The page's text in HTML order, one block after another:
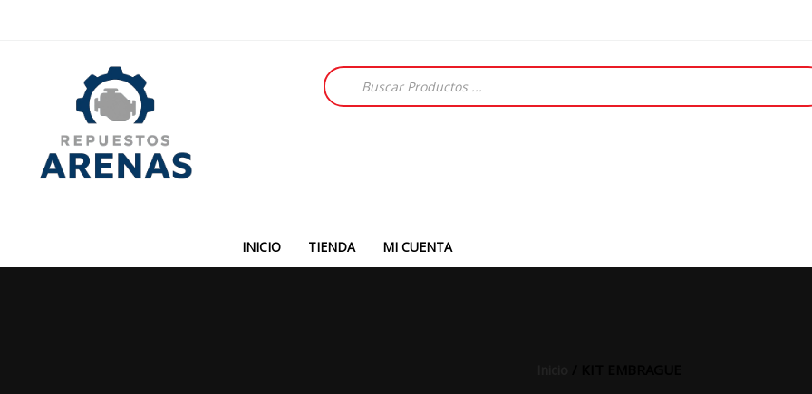
Búsqueda
de
productos
INICIO TIENDA MI CUENTA